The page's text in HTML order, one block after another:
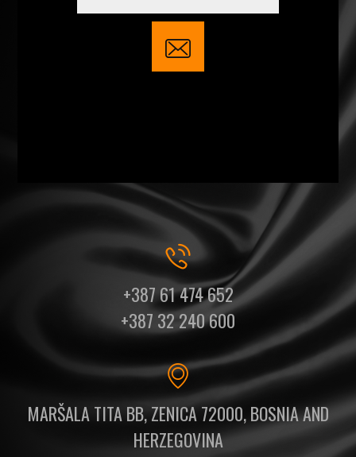
+387 61 474 652
+387 32 240 600
MARŠALA TITA BB, ZENICA 72000, BOSNIA AND
HERZEGOVINA